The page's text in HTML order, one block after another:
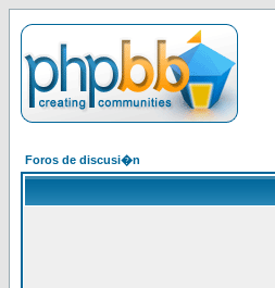
Foros de discusi�n